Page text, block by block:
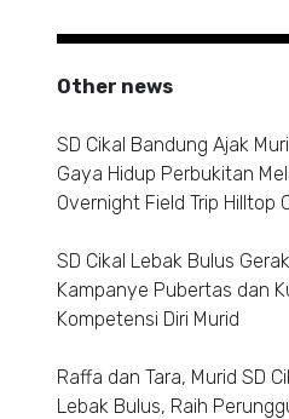
Other news
SD Cikal Bandung Ajak
Gaya Hidup Perbukitan
Overnight Field Trip Hilltop
SD Cikal Lebak Bulus
Kampanye Pubertas dan
Kompetensi Diri Murid
Raffa dan Tara, Murid SD
Lebak Bulus, Raih